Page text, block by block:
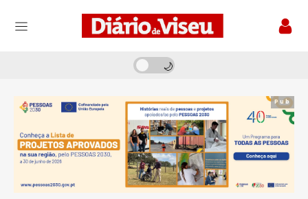
Pub